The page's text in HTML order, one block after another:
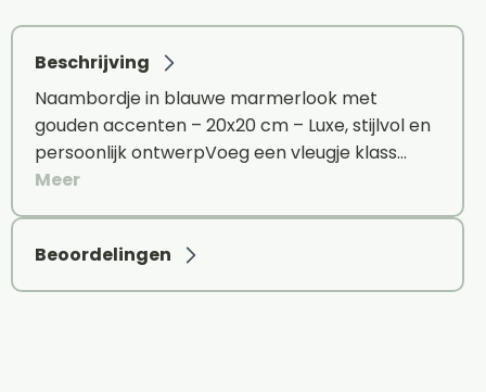
Beschrijving
Naambordje in blauwe marmerlook met
gouden accenten – 20x20 cm – Luxe, stijlvol en
persoonlijk ontwerpVoeg een vleugje klass…
Meer
Beoordelingen